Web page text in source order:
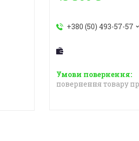
+380 (50) 493-57-57
повернення товару